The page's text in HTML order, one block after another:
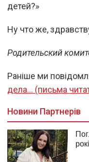
детей?»
Ну что же,
Родительский
Раніше ми
дела… (письма